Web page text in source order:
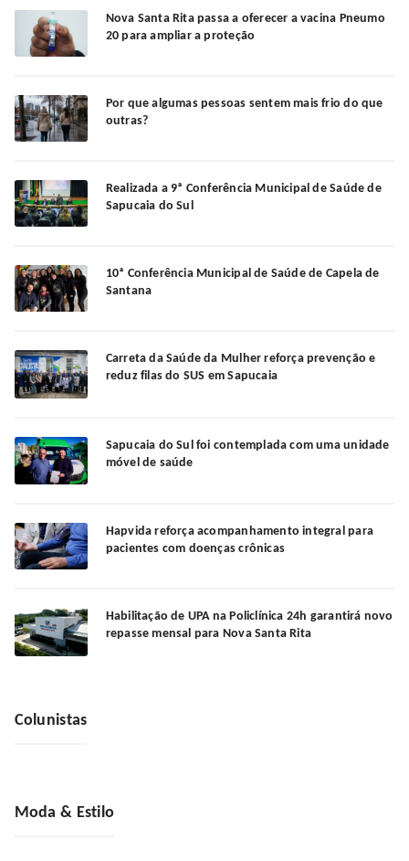
Nova Santa Rita passa a oferecer a vacina Pneumo
20 para ampliar a proteção
Por que algumas pessoas sentem mais frio do que
outras?
Realizada a 9ª Conferência Municipal de Saúde de
Sapucaia do Sul
10ª Conferência Municipal de Saúde de Capela de
Santana
Carreta da Saúde da Mulher reforça prevenção e
reduz filas do SUS em Sapucaia
Sapucaia do Sul foi contemplada com uma unidade
móvel de saúde
Hapvida reforça acompanhamento integral para
pacientes com doenças crônicas
Habilitação de UPA na Policlínica 24h garantirá novo
repasse mensal para Nova Santa Rita
Colunistas
Moda & Estilo